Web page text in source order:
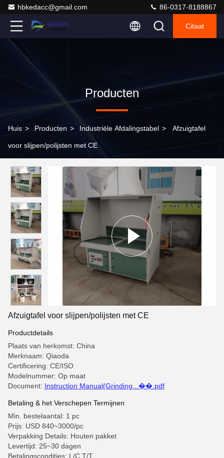
hbkedacc@gmail.com 86-0317-8188867
Citaat
Producten
Huis > Producten > Industriële Afdalingstabel > Afzuigtafel
voor slijpen/polijsten met CE
Afzuigtafel voor slijpen/polijsten met CE
Productdetails
Plaats van herkomst: China
Merknaam: Qiaoda
Certificering: CE/ISO
Modelnummer: Op maat
Document: Instruction Manual(Grinding...��.pdf
Betaling & het Verschepen Termijnen
Min. bestelaantal: 1 pc
Prijs: USD 840~3000/pc
Verpakking Details: Houten pakket
Levertijd: 25~30 dagen
Betalingscondities: L/C,T/T